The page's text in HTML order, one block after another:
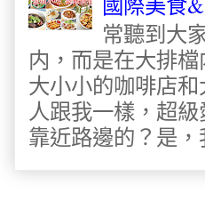
常聽到大
内，而是在大排
大小小的咖啡店
人跟我一樣，超
靠近路邊的？是